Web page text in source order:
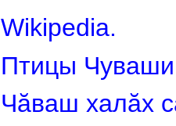
Wikipedia.
Птицы
Чăваш халăх